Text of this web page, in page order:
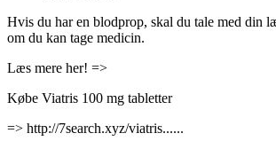
Hvis du har en blodprop, skal du tale med din
om du kan tage medicin.
Læs mere her! =>
Købe Viatris 100 mg tabletter
=> http://7search.xyz/viatris......